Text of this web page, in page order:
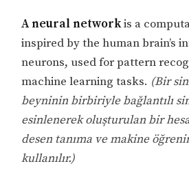
A neural networkis a
inspired by the human brain’s
neurons, used for pattern
machine learning tasks. (Bir
beyninin birbiriyle bağlantılı
esinlenerek oluşturulan bir
desen tanıma ve makine
kullanılır.)